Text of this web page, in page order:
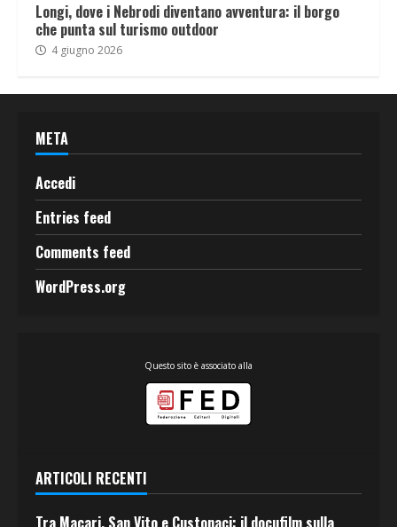
Longi, dove i Nebrodi diventano avventura: il borgo
che punta sul turismo outdoor
4 giugno 2026
META
Accedi
Entries feed
Comments feed
WordPress.org
Questo sito è associato alla
ARTICOLI RECENTI
Tra Macari, San Vito e Custonaci: il docufilm sulla